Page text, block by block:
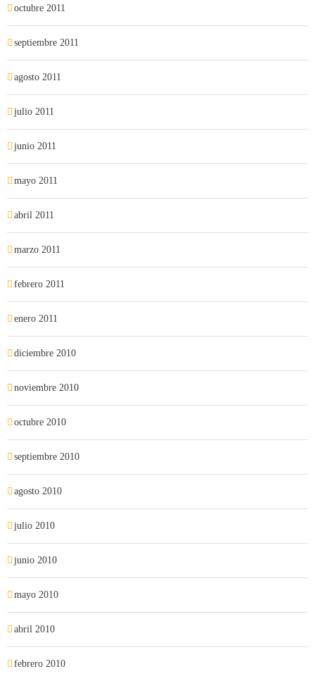
octubre 2011
septiembre 2011
agosto 2011
julio 2011
junio 2011
mayo 2011
abril 2011
marzo 2011
febrero 2011
enero 2011
diciembre 2010
noviembre 2010
octubre 2010
septiembre 2010
agosto 2010
julio 2010
junio 2010
mayo 2010
abril 2010
febrero 2010